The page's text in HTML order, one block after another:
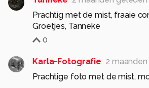
Prachtig met de mist, fraaie
Groetjes, Tanneke
0
Karla-Fotografie 2
Prachtige foto met de mist,